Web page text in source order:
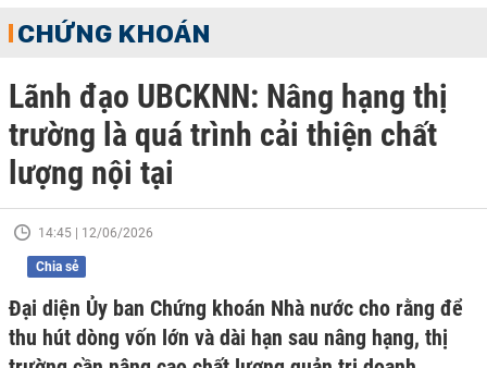
CHỨNG KHOÁN
Lãnh đạo UBCKNN: Nâng hạng thị
trường là quá trình cải thiện chất
lượng nội tại
14:45 | 12/06/2026
Chia sẻ
Đại diện Ủy ban Chứng khoán Nhà nước cho rằng để
thu hút dòng vốn lớn và dài hạn sau nâng hạng, thị